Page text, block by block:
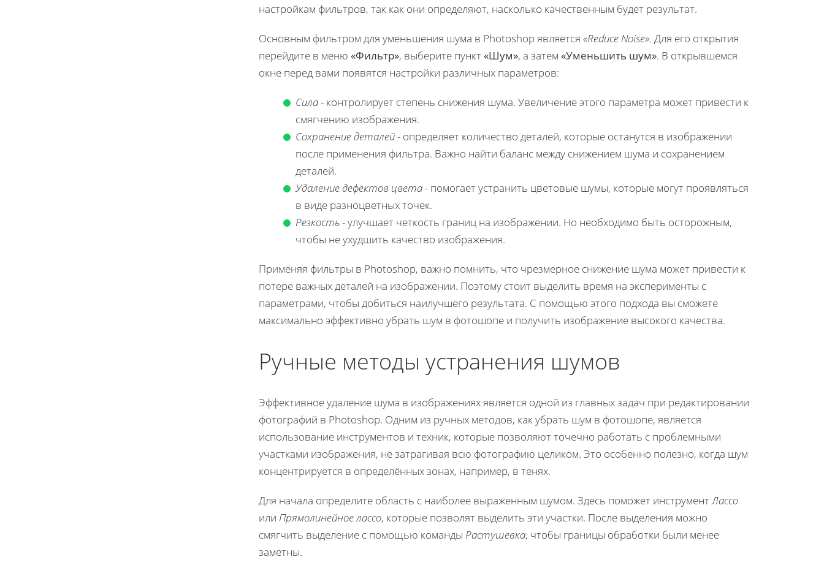
настройкам фильтров, так как они определяют, насколько качественным будет результат.
Основным фильтром для уменьшения шума в Photoshop является «Reduce Noise». Для его открытия
перейдите в меню «Фильтр», выберите пункт«Шум», а затем «Уменьшить шум». В открывшемся
окне перед вами появятся настройки различных параметров:
Сила- контролирует степень снижения шума. Увеличение этого параметра может привести к
смягчению изображения.
Сохранение деталей- определяет количество деталей, которые останутся в изображении
после применения фильтра. Важно найти баланс между снижением шума и сохранением
деталей.
Удаление дефектов цвета- помогает устранить цветовые шумы, которые могут проявляться
в виде разноцветных точек.
Резкость- улучшает четкость границ на изображении. Но необходимо быть осторожным,
чтобы не ухудшить качество изображения.
Применяя фильтры в Photoshop, важно помнить, что чрезмерное снижение шума может привести к
потере важных деталей на изображении. Поэтому стоит выделить время на эксперименты с
параметрами, чтобы добиться наилучшего результата. С помощью этого подхода вы сможете
максимально эффективно убрать шум в фотошопе и получить изображение высокого качества.
Ручные методы устранения шумов
Эффективное удаление шума в изображениях является одной из главных задач при редактировании
фотографий в Photoshop. Одним из ручных методов, как убрать шум в фотошопе, является
использование инструментов и техник, которые позволяют точечно работать с проблемными
участками изображения, не затрагивая всю фотографию целиком. Это особенно полезно, когда шум
концентрируется в определённых зонах, например, в тенях.
Для начала определите область с наиболее выраженным шумом. Здесь поможет инструментЛассо
или Прямолинейное лассо, которые позволят выделить эти участки. После выделения можно
смягчить выделение с помощью команды Растушевка, чтобы границы обработки были менее
заметны.